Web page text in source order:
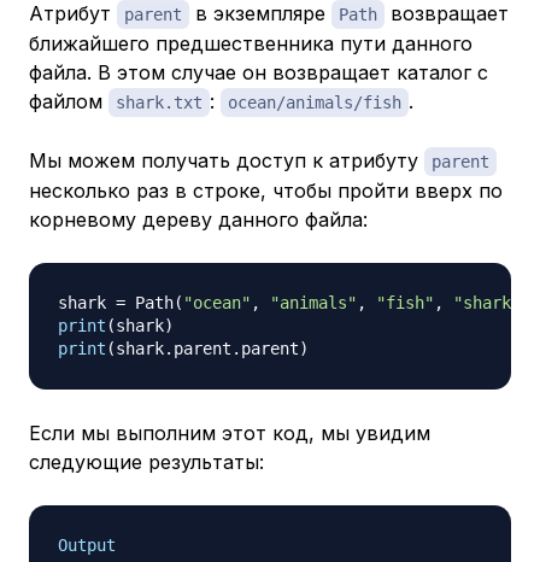
Атрибут parent в экземпляре Path
возвращает
ближайшего предшественника пути данного
файла. В этом случае он возвращает каталог с
файлом
shark.txt : ocean/animals/fish .
Мы можем получать доступ к атрибуту parent
несколько раз в строке, чтобы пройти вверх по
корневому дереву данного файла:
shark = Path( "ocean" , "animals" , "fish" ,
print (shark)
print (shark. parent . parent)
Если мы выполним этот код, мы увидим
следующие результаты:
Output